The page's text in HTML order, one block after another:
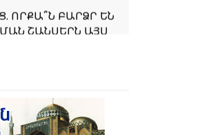
ՇԱՆՍԵՐՆ ԱՅՍ